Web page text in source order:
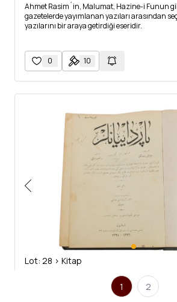
Ahmet Rasim´in, Malumat, Hazine-i Funun
gazetelerde yayımlanan yazıları arasından
yazılarını bir araya getirdiği eseridir.
0 10
Lot: 28 > Kitap
PARDAYANLAR, Michel Zevaco, (çeviren: Ragıp
Matbaası, 549 sayfa, 18x25 cm...
Michel Zevaco´nun bu kült romanı, 1500´lü
1 2